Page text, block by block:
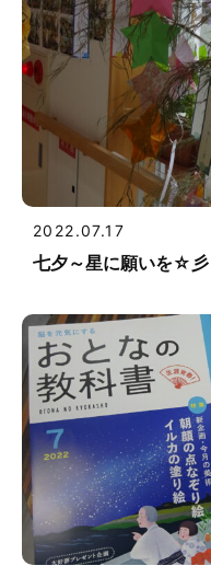
2022.07.17
七夕～星に願いを☆彡